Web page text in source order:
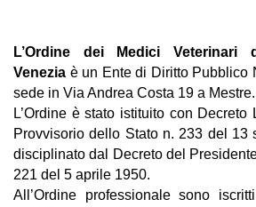
L’Ordine dei Medici Veterinari
Venezia è un Ente di Diritto Pubblico
sede in Via Andrea Costa 19 a Mestre.
L’Ordine è stato istituito con
Provvisorio dello Stato n. 233 del 13
disciplinato dal Decreto del
221 del 5 aprile 1950.
All’Ordine professionale sono